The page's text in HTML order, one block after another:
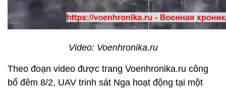
Video: Voenhronika.ru
Theo đoạn video được trang Voenhronika.ru công
bố đêm 8/2, UAV trinh sát Nga hoạt động tại một